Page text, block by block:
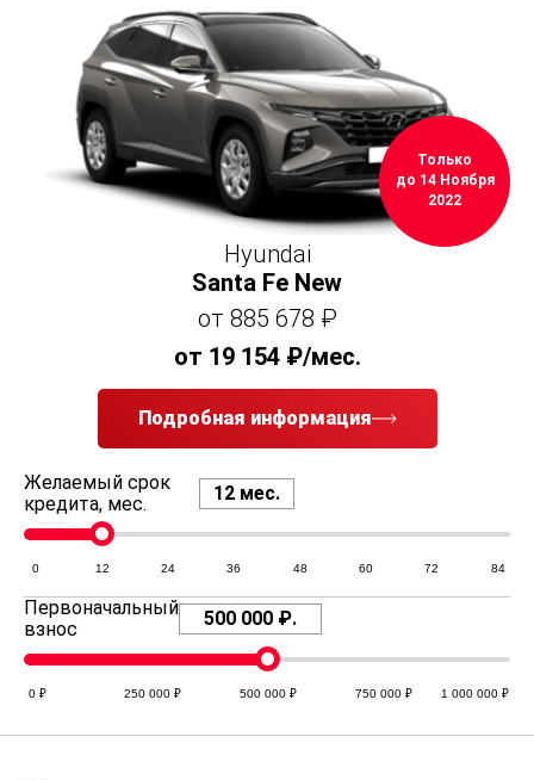
Только
до 14 Ноября
2022
Hyundai
Santa Fe New
от 885 678 ₽
от 19 154 ₽/мес.
Подробная информация
Желаемый срок
кредита, мес.
0 12 24 36 48 60 72 84
Первоначальный
взнос
0 250 000 500 000 750 000 1 000 000